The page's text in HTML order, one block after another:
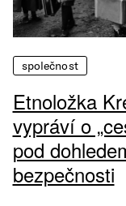
společnost
Etnoložka
vypráví o
pod
bezpečnosti